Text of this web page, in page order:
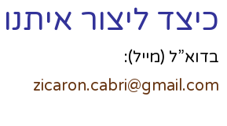
כיצד ליצור
בדוא”ל (מייל):
zicaron.cabri@gmail.com